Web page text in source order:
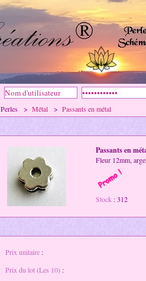
Perles > Métal > Passants en métal
Passants en
Fleur 12mm,
Stock : 312
Prix unitaire :
Prix du lot (Les 10) :